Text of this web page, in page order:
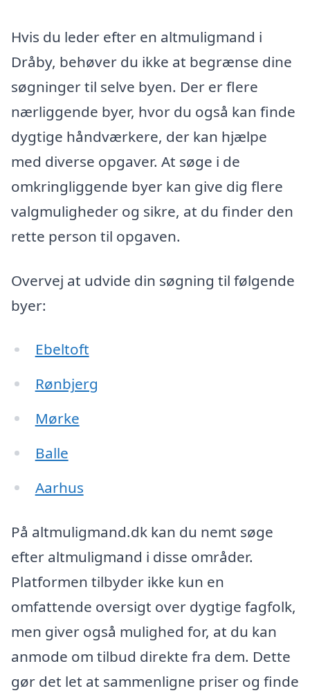
Hvis du leder efter en altmuligmand i
Dråby, behøver du ikke at begrænse dine
søgninger til selve byen. Der er flere
nærliggende byer, hvor du også kan finde
dygtige håndværkere, der kan hjælpe
med diverse opgaver. At søge i de
omkringliggende byer kan give dig flere
valgmuligheder og sikre, at du finder den
rette person til opgaven.
Overvej at udvide din søgning til følgende
byer:
Ebeltoft
Rønbjerg
Mørke
Balle
Aarhus
På altmuligmand.dk kan du nemt søge
efter altmuligmand i disse områder.
Platformen tilbyder ikke kun en
omfattende oversigt over dygtige fagfolk,
men giver også mulighed for, at du kan
anmode om tilbud direkte fra dem. Dette
gør det let at sammenligne priser og finde